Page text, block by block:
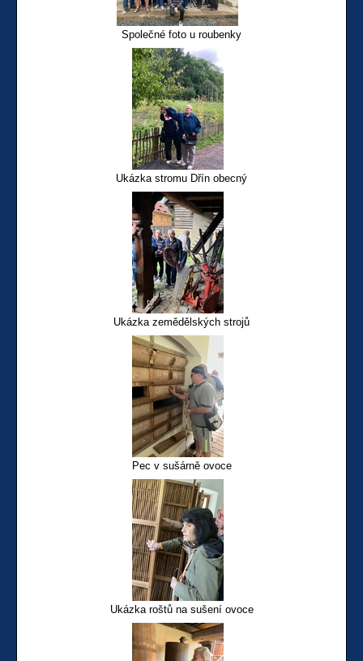
Společné foto u roubenky
Ukázka stromu Dřín obecný
Ukázka zemědělských strojů
Pec v sušárně ovoce
Ukázka roštů na sušení ovoce